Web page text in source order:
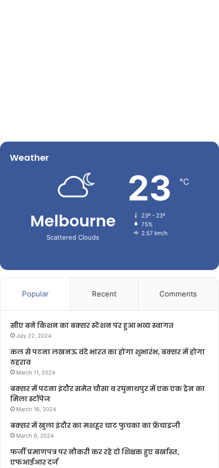
Weather
Melbourne
Scattered Clouds
23 ℃
23º - 23º
75%
2.57 km/h
Popular Recent Comments
सीए बने किशन का बक्सर स्टेशन पर हुआ भव्य स्वागत
July 22, 2024
कल से पटना लखनऊ वंदे भारत का होगा शुभारंभ, बक्सर में होगा
ठहराव
March 11, 2024
बक्सर में पटना इंदौर समेत चौसा व रघुनाथपुर में एक एक ट्रेन का
मिला स्टॉपेज
March 16, 2024
बक्सर में खुला इंदौर का मशहूर चाट फुचका का फ्रेंचाइजी
March 9, 2024
फर्जी प्रमाणपत्र पर नौकरी कर रहे दो शिक्षक हुए बर्खास्त,
एफआईआर दर्ज